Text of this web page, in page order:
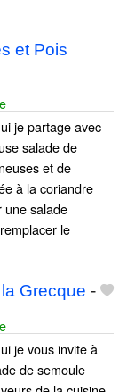
et Pois
je partage avec
salade de
et de
à la coriandre
une salade
le
Grecque -
je vous invite à
de semoule